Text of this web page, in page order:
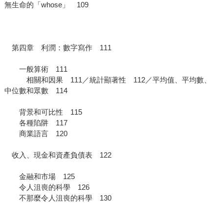
無生命的「whose」 109
第四章 利潤：數字寫作 111
一般算術 111
相關和因果 111／統計顯著性 112／平均值、平均數、
中位數和眾數 114
背景和可比性 115
各種陷阱 117
商業語言 120
收入、現金和資產負債表 122
金融和市場 125
令人沮喪的科學 126
不那麼令人沮喪的科學 130